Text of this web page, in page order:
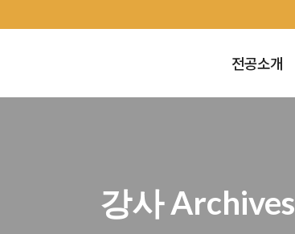
전공소개
강사 Archives